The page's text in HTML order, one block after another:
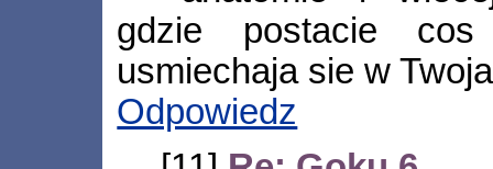
gdzie postacie
usmiechaja sie w
Odpowiedz